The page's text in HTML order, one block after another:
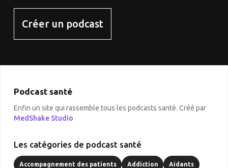
Créer un podcast
Podcast santé
Enfin un site qui rassemble tous les podcasts santé. Créé par
MedShake Studio
Les catégories de podcast santé
Accompagnement des patients Addiction Aidants